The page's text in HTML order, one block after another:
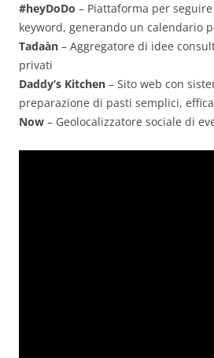
#heyDoDo – Piattaforma per
keyword, generando un calendario
Tadaàn – Aggregatore di idee
privati
Daddy’s Kitchen – Sito web con
preparazione di pasti semplici,
Now – Geolocalizzatore sociale di